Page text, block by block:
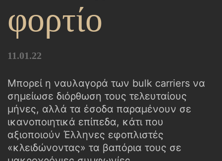
φορτίο
11.01.22
Μπορεί η ναυλαγορά των bulk carriers να
σημείωσε διόρθωση τους τελευταίους
μήνες, αλλά τα έσοδα παραμένουν σε
ικανοποιητικά επίπεδα, κάτι που
αξιοποιούν Έλληνες εφοπλιστές
«κλειδώνοντας» τα βαπόρια τους σε